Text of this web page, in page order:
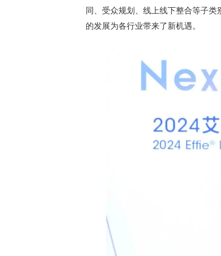
同、受众规划、线上线下整合等子
的发展为各行业带来了新机遇。